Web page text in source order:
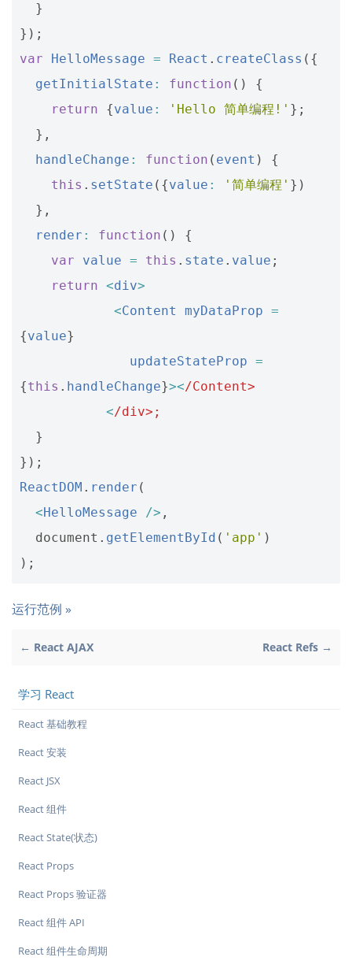
}
});
var
HelloMessage = React . createClass ({
getInitialState : function ()
{
return
{value : 'Hello 简单编程!' };
},
handleChange : function ( event )
{
this . setState ({value : '简单编程' })
},
render : function ()
{
var
value = this . state . value ;
return <div>
<Content myDataProp =
{value}
updateStateProp =
{this . handleChange}></Content>
</div>;
}
});
ReactDOM . render (
<HelloMessage /> ,
document . getElementById ( 'app' )
);
运行范例 »
← React AJAX React Refs →
学习 React
React 基础教程
React 安装
React JSX
React 组件
React State(状态)
React Props
React Props 验证器
React 组件 API
React 组件生命周期